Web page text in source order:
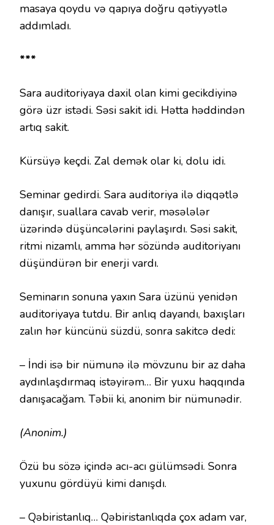
masaya qoydu və qapıya doğru qətiyyətlə
addımladı.
***
Sara auditoriyaya daxil olan kimi gecikdiyinə
görə üzr istədi. Səsi sakit idi. Hətta həddindən
artıq sakit.
Kürsüyə keçdi. Zal demək olar ki, dolu idi.
Seminar gedirdi. Sara auditoriya ilə diqqətlə
danışır, suallara cavab verir, məsələlər
üzərində düşüncələrini paylaşırdı. Səsi sakit,
ritmi nizamlı, amma hər sözündə auditoriyanı
düşündürən bir enerji vardı.
Seminarın sonuna yaxın Sara üzünü yenidən
auditoriyaya tutdu. Bir anlıq dayandı, baxışları
zalın hər küncünü süzdü, sonra sakitcə dedi:
– İndi isə bir nümunə ilə mövzunu bir az daha
aydınlaşdırmaq istəyirəm… Bir yuxu haqqında
danışacağam. Təbii ki, anonim bir nümunədir.
(Anonim.)
Özü bu sözə içində acı-acı gülümsədi. Sonra
yuxunu gördüyü kimi danışdı.
– Qəbiristanlıq… Qəbiristanlıqda çox adam var,